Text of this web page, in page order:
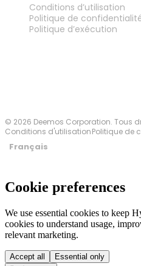
Conditions d’utilisation
Politique de
Politique d’exécution
Contactez-nous
© 2026 Deemos Corporation. Tous
Conditions d'utilisationPolitique de
Français
Cookie preferences
We use essential cookies to keep
cookies to understand usage,
relevant marketing.
Accept all
Essential only